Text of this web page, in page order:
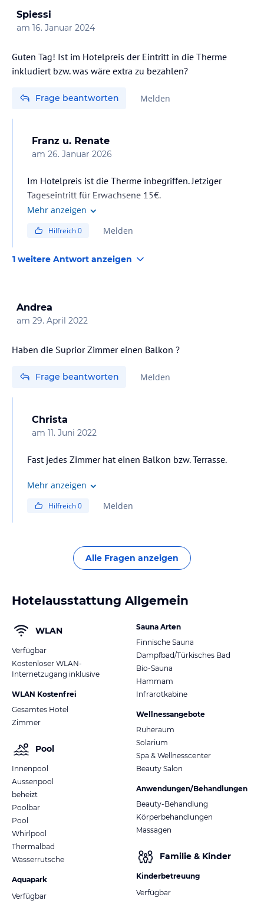
Spiessi
am 16. Januar 2024
Guten Tag! Ist im Hotelpreis der Eintritt in die Therme
inkludiert bzw. was wäre extra zu bezahlen?
Frage beantworten Melden
Franz u. Renate
am 26. Januar 2026
Im Hotelpreis ist die Therme inbegriffen. Jetziger
Tageseintritt für Erwachsene 15€.
Mehr anzeigen
Hilfreich0 Melden
1 weitere Antwort anzeigen
Andrea
am 29. April 2022
Haben die Suprior Zimmer einen Balkon ?
Frage beantworten Melden
Christa
am 11. Juni 2022
Fast jedes Zimmer hat einen Balkon bzw. Terrasse.
Mehr anzeigen
Hilfreich0 Melden
Alle Fragen anzeigen
Hotelausstattung Allgemein
WLAN
Verfügbar
Kostenloser WLAN-
Internetzugang inklusive
WLAN Kostenfrei
Gesamtes Hotel
Zimmer
Pool
Innenpool
Aussenpool
beheizt
Poolbar
Pool
Whirlpool
Thermalbad
Wasserrutsche
Aquapark
Verfügbar
Sauna Arten
Finnische Sauna
Dampfbad/Türkisches Bad
Bio-Sauna
Hammam
Infrarotkabine
Wellnessangebote
Ruheraum
Solarium
Spa & Wellnesscenter
Beauty Salon
Anwendungen/Behandlungen
Beauty-Behandlung
Körperbehandlungen
Massagen
Familie & Kinder
Kinderbetreuung
Verfügbar